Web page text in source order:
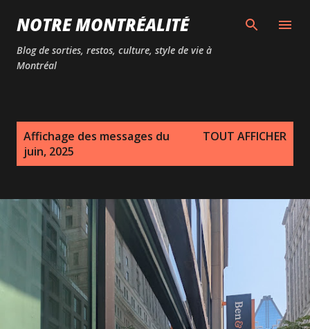
Passer au contenu principal
NOTRE MONTRÉALITÉ
Blog de sorties, restos, culture, style de vie à
Montréal
Affichage des messages du
juin, 2025
TOUT AFFICHER